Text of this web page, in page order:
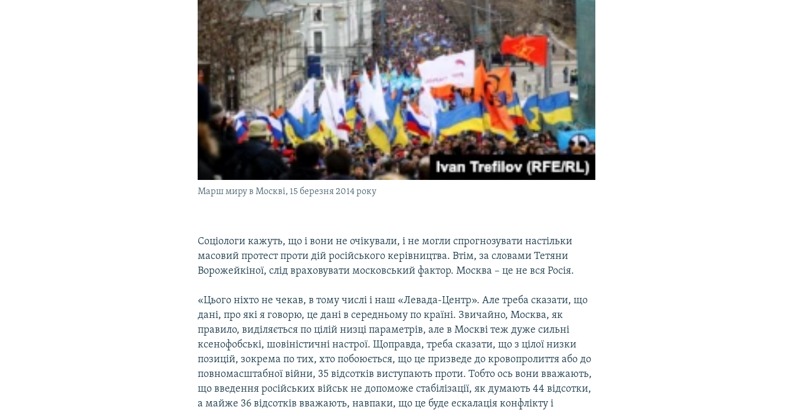
Марш миру в Москві, 15 березня 2014 року
Соціологи кажуть, що і вони не очікували, і не могли спрогнозувати настільки
масовий протест проти дій російського керівництва. Втім, за словами Тетяни
Ворожейкіної, слід враховувати московський фактор. Москва – це не вся Росія.
«Цього ніхто не чекав, в тому числі і наш «Левада-Центр». Але треба сказати, що
дані, про які я говорю, це дані в середньому по країні. Звичайно, Москва, як
правило, виділяється по цілій низці параметрів, але в Москві теж дуже сильні
ксенофобські, шовіністичні настрої. Щоправда, треба сказати, що з цілої низки
позицій, зокрема по тих, хто побоюється, що це призведе до кровопролиття або до
повномасштабної війни, 35 відсотків виступають проти. Тобто ось вони вважають,
що введення російських військ не допоможе стабілізації, як думають 44 відсотки,
а майже 36 відсотків вважають, навпаки, що це буде ескалація конфлікту і